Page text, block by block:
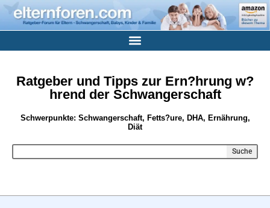
Ratgeber und Tipps zur Ern?hrung w?
hrend der Schwangerschaft
Schwerpunkte: Schwangerschaft, Fetts?ure, DHA, Ernährung,
Diät
Suche